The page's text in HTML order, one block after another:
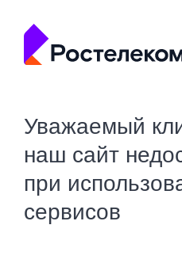
Уважаемый
наш сайт
при
сервисов